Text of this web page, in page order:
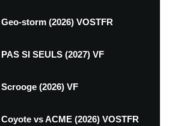
storm (2026) VOSTFR
SI SEULS (2027) VF
(2026) VF
vs ACME (2026) VOSTFR